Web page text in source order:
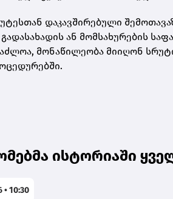
დაკავშირებული
ან მომსახურების
მონაწილეობა მიიღონ
ისტორიაში
• 10:30